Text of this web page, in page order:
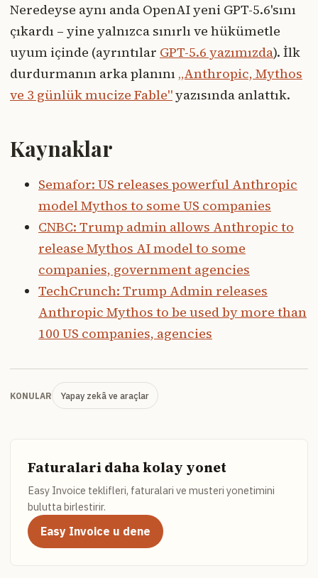
Neredeyse aynı anda OpenAI yeni GPT-5.6'sını
çıkardı – yine yalnızca sınırlı ve hükümetle
uyum içinde (ayrıntılar GPT-5.6 yazımızda). İlk
durdurmanın arka planını „Anthropic, Mythos
ve 3 günlük mucize Fable"yazısında anlattık.
Kaynaklar
Semafor: US releases powerful Anthropic
model Mythos to some US companies
CNBC: Trump admin allows Anthropic to
release Mythos AI model to some
companies, government agencies
TechCrunch: Trump Admin releases
Anthropic Mythos to be used by more than
100 US companies, agencies
KONULAR Yapay zekâ ve araçlar
Faturalari daha kolay yonet
Easy Invoice teklifleri, faturalari ve musteri yonetimini
bulutta birlestirir.
Easy Invoice u dene